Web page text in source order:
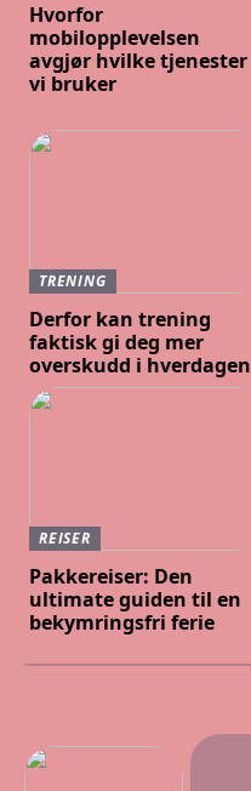
Hvorfor
mobilopplevelsen
avgjør hvilke tjenester
vi bruker
TRENING
Derfor kan trening
faktisk gi deg mer
overskudd i hverdagen
REISER
Pakkereiser: Den
ultimate guiden til en
bekymringsfri ferie